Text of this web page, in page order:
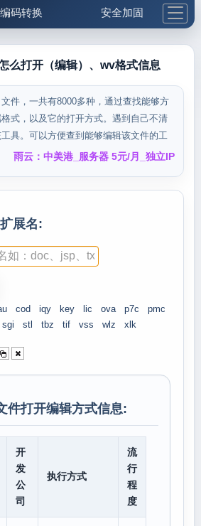
编码转换 安全加固
生活便民 更多工具
5.1支付宝大红包
么打开（编辑）、wv格式信息
件，一共有8000多种，通过查找能够方
式，以及它的打开方式。遇到自己不清
具。可以方便查到能够编辑该文件的工
雨云：中美港_服务器 5元/月_独立IP
展名:
cod iqy key lic ova p7c
pmc
sgi stl tbz tif vss wlz xlk
件打开编辑方式信息:
开
发
公
司
执行方式
流
行
程
度